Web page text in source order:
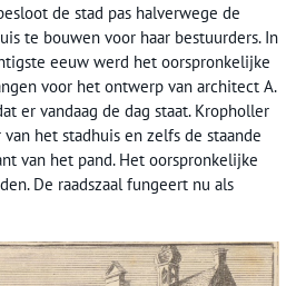
de stad pas halverwege de
te bouwen voor haar bestuurders. In
eeuw werd het oorspronkelijke
voor het ontwerp van architect A.
er vandaag de dag staat. Kropholler
het stadhuis en zelfs de staande
van het pand. Het oorspronkelijke
De raadszaal fungeert nu als